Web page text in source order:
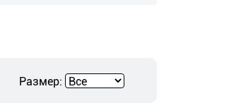
Размер: